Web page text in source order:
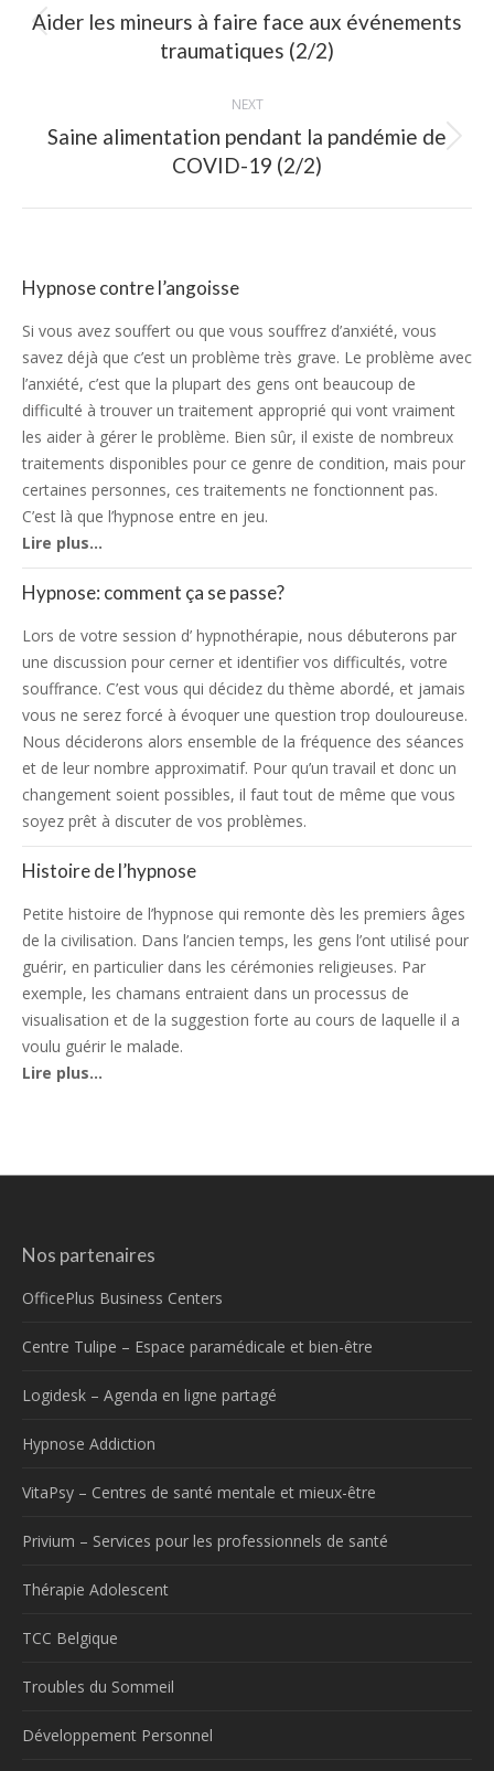
Previous
post:
Aider les mineurs à faire face aux événements
traumatiques (2/2)
NEXT
Next
post:
Saine alimentation pendant la pandémie de
COVID-19 (2/2)
Hypnose contre l’angoisse
Si vous avez souffert ou que vous souffrez d’anxiété, vous
savez déjà que c’est un problème très grave. Le problème avec
l’anxiété, c’est que la plupart des gens ont beaucoup de
difficulté à trouver un traitement approprié qui vont vraiment
les aider à gérer le problème. Bien sûr, il existe de nombreux
traitements disponibles pour ce genre de condition, mais pour
certaines personnes, ces traitements ne fonctionnent pas.
C’est là que l’hypnose entre en jeu.
Lire plus…
Hypnose: comment ça se passe?
Lors de votre session d’ hypnothérapie, nous débuterons par
une discussion pour cerner et identifier vos difficultés, votre
souffrance. C’est vous qui décidez du thème abordé, et jamais
vous ne serez forcé à évoquer une question trop douloureuse.
Nous déciderons alors ensemble de la fréquence des séances
et de leur nombre approximatif. Pour qu’un travail et donc un
changement soient possibles, il faut tout de même que vous
soyez prêt à discuter de vos problèmes.
Histoire de l’hypnose
Petite histoire de l’hypnose qui remonte dès les premiers âges
de la civilisation. Dans l’ancien temps, les gens l’ont utilisé pour
guérir, en particulier dans les cérémonies religieuses. Par
exemple, les chamans entraient dans un processus de
visualisation et de la suggestion forte au cours de laquelle il a
voulu guérir le malade.
Lire plus…
Nos partenaires
OfficePlus Business Centers
Centre Tulipe – Espace paramédicale et bien-être
Logidesk – Agenda en ligne partagé
Hypnose Addiction
VitaPsy – Centres de santé mentale et mieux-être
Privium – Services pour les professionnels de santé
Thérapie Adolescent
TCC Belgique
Troubles du Sommeil
Développement Personnel